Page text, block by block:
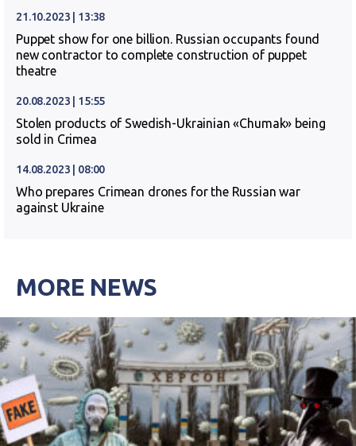
21.10.2023 | 13:38
Puppet show for one billion. Russian occupants found
new contractor to complete construction of puppet
theatre
20.08.2023 | 15:55
Stolen products of Swedish-Ukrainian «Chumak» being
sold in Crimea
14.08.2023 | 08:00
Who prepares Crimean drones for the Russian war
against Ukraine
MORE NEWS